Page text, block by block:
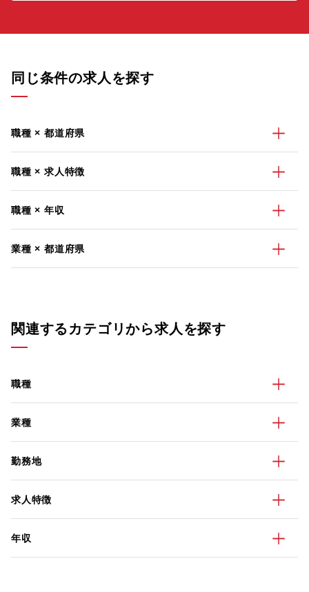
同じ条件の求人を探す
職種 × 都道府県
職種 × 求人特徴
職種 × 年収
業種 × 都道府県
関連するカテゴリから求人を探す
職種
業種
勤務地
求人特徴
年収